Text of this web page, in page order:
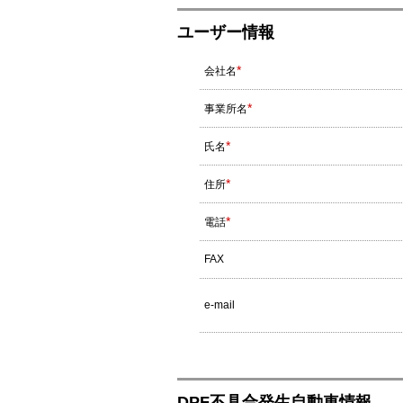
ユーザー情報
会社名*
事業所名*
氏名*
住所*
電話*
FAX
e-mail